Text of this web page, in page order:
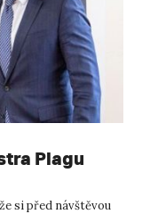
Plagu
si před návštěvou